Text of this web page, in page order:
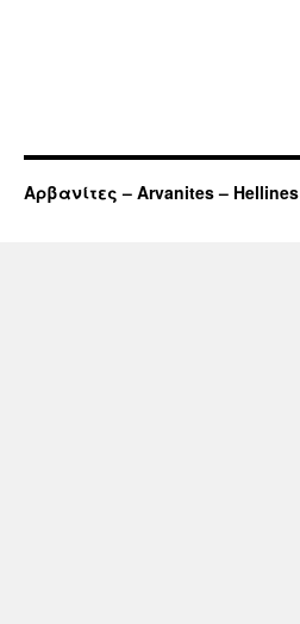
Αρβανίτες – Arvanites – Hellines